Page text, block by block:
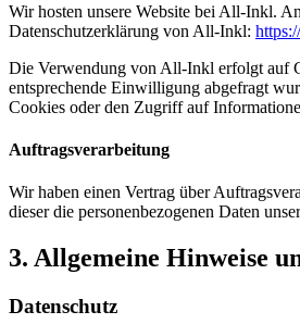
Wir hosten unsere Website bei All-Inkl.
Datenschutzerklärung von All-Inkl:
Die Verwendung von All-Inkl erfolgt auf
entsprechende Einwilligung abgefragt
Cookies oder den Zugriff auf
Auftragsverarbeitung
Wir haben einen Vertrag über
dieser die personenbezogenen Daten
3. Allgemeine Hinweise
Datenschutz